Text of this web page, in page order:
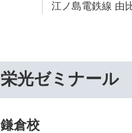
江ノ島電鉄線 由
栄光ゼミナール
鎌倉校